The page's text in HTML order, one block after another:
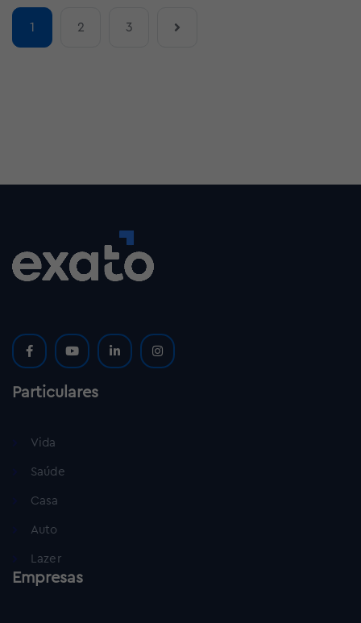
1 2 3
Particulares
Vida
Saúde
Casa
Auto
Lazer
Empresas